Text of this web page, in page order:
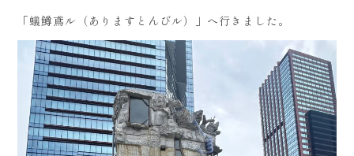
「蟻鱒鳶ル（ありますとんびル）」へ行きました。